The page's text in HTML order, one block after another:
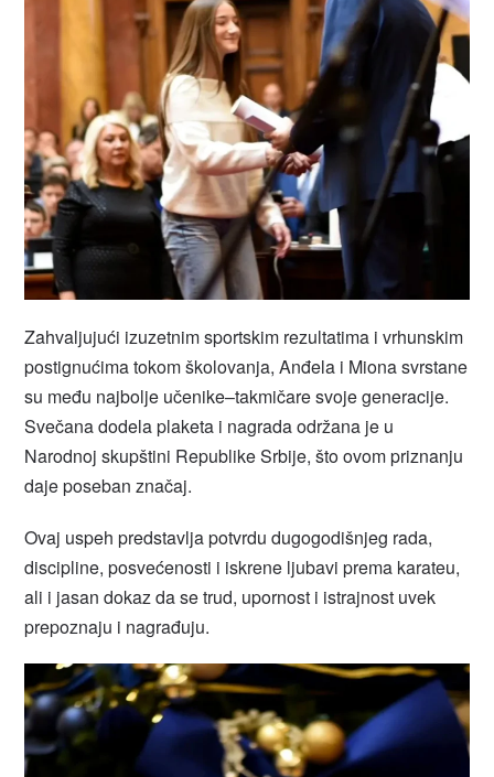
Zahvaljujući izuzetnim sportskim rezultatima i vrhunskim
postignućima tokom školovanja, Anđela i Miona svrstane
su među najbolje učenike–takmičare svoje generacije.
Svečana dodela plaketa i nagrada održana je u
Narodnoj skupštini Republike Srbije, što ovom priznanju
daje poseban značaj.
Ovaj uspeh predstavlja potvrdu dugogodišnjeg rada,
discipline, posvećenosti i iskrene ljubavi prema karateu,
ali i jasan dokaz da se trud, upornost i istrajnost uvek
prepoznaju i nagrađuju.